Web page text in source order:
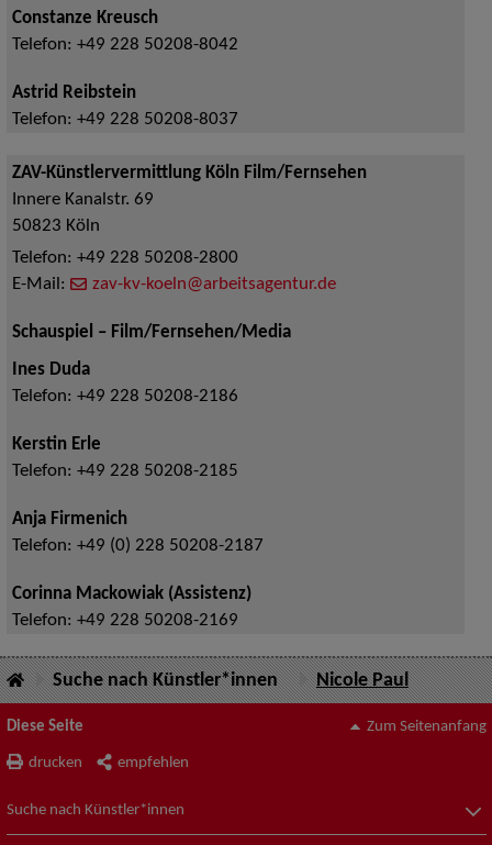
Constanze Kreusch
Telefon: +49 228 50208-8042
Astrid Reibstein
Telefon: +49 228 50208-8037
ZAV-Künstlervermittlung Köln Film/Fernsehen
Innere Kanalstr. 69
50823 Köln
Telefon: +49 228 50208-2800
E-Mail:
zav-kv-koeln@arbeitsagentur.de
Schauspiel – Film/Fernsehen/Media
Ines Duda
Telefon: +49 228 50208-2186
Kerstin Erle
Telefon: +49 228 50208-2185
Anja Firmenich
Telefon: +49 (0) 228 50208-2187
Corinna Mackowiak (Assistenz)
Telefon: +49 228 50208-2169
Suche nach Künstler*innen Nicole Paul
Diese Seite
drucken empfehlen
Zum Seitenanfang
Suche nach Künstler*innen